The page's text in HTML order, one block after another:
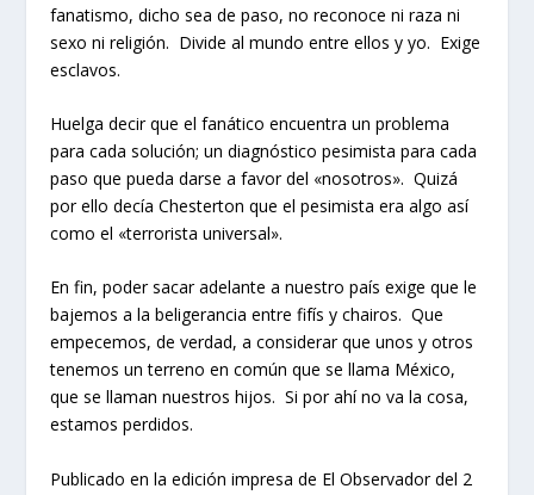
fanatismo, dicho sea de paso, no reconoce ni raza ni
sexo ni religión. Divide al mundo entre ellos y yo. Exige
esclavos.
Huelga decir que el fanático encuentra un problema
para cada solución; un diagnóstico pesimista para cada
paso que pueda darse a favor del «nosotros». Quizá
por ello decía Chesterton que el pesimista era algo así
como el «terrorista universal».
En fin, poder sacar adelante a nuestro país exige que le
bajemos a la beligerancia entre fifís y chairos. Que
empecemos, de verdad, a considerar que unos y otros
tenemos un terreno en común que se llama México,
que se llaman nuestros hijos. Si por ahí no va la cosa,
estamos perdidos.
Publicado en la edición impresa de El Observador del 2